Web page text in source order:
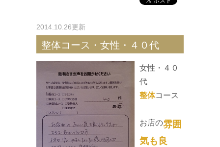
2014.10.26更新
整体コース・女性・４０代
女性・４０
代
整体コース
お店の雰囲
気も良